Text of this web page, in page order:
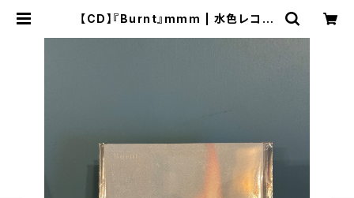
【CD】『Burnt』mmm | 水色レコー